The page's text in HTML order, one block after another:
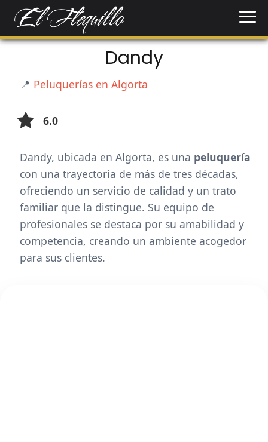
Dandy
📍 Peluquerías en Algorta
6.0
Dandy, ubicada en Algorta, es una peluquería
con una trayectoria de más de tres décadas,
ofreciendo un servicio de calidad y un trato
familiar que la distingue. Su equipo de
profesionales se destaca por su amabilidad y
competencia, creando un ambiente acogedor
para sus clientes.